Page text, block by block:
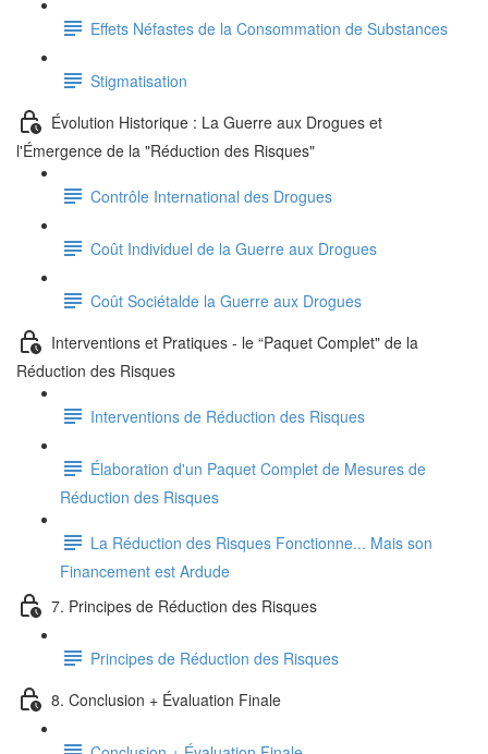
Effets Néfastes de la Consommation de Substances
Stigmatisation
Évolution Historique : La Guerre aux Drogues et
l'Émergence de la "Réduction des Risques"
Contrôle International des Drogues
Coût Individuel de la Guerre aux Drogues
Coût Sociétalde la Guerre aux Drogues
Interventions et Pratiques - le “Paquet Complet" de la
Réduction des Risques
Interventions de Réduction des Risques
Élaboration d'un Paquet Complet de Mesures de
Réduction des Risques
La Réduction des Risques Fonctionne... Mais son
Financement est Ardude
7. Principes de Réduction des Risques
Principes de Réduction des Risques
8. Conclusion + Évaluation Finale